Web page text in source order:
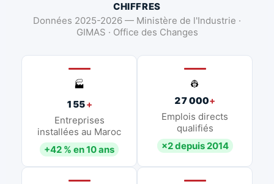
CHIFFRES
Données 2025-2026 — Ministère de l'Industrie ·
GIMAS · Office des Changes
🏭
155+
Entreprises
installées au Maroc
+42 % en 10 ans
👷
27 000+
Emplois directs
qualifiés
×2 depuis 2014